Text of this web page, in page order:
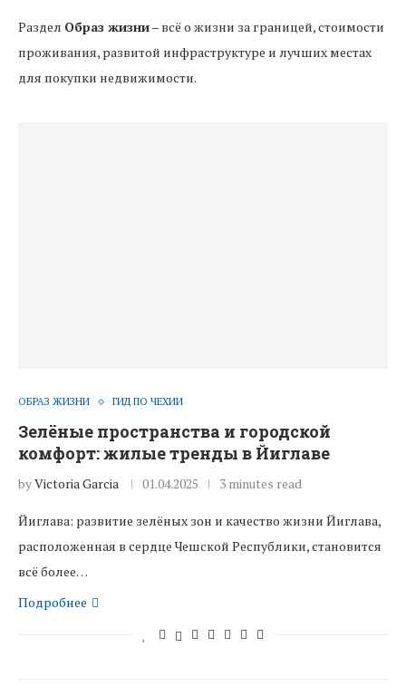
Раздел Образ жизни– всё о жизни за границей, стоимости
проживания, развитой инфраструктуре и лучших местах
для покупки недвижимости.
ОБРАЗ ЖИЗНИ ГИД ПО ЧЕХИИ
Зелёные пространства и городской
комфорт: жилые тренды в Йиглаве
byVictoria Garcia 01.04.2025 3 minutes read
Йиглава: развитие зелёных зон и качество жизни Йиглава,
расположенная в сердце Чешской Республики, становится
всё более…
Подробнее